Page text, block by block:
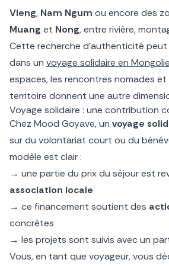
Vieng, Nam Ngum ou encore des
Muang et Nong, entre rivière,
Cette recherche d’authenticité
dans un voyage solidaire en Mongolie
espaces, les rencontres nomades
territoire donnent une autre
Voyage solidaire : une contribution
Chez Mood Goyave, un voyage
sur du volontariat court ou du
modèle est clair :
→ une partie du prix du séjour est
association locale
→ ce financement soutient des
concrètes
→ les projets sont suivis avec un
Vous, en tant que voyageur, vous